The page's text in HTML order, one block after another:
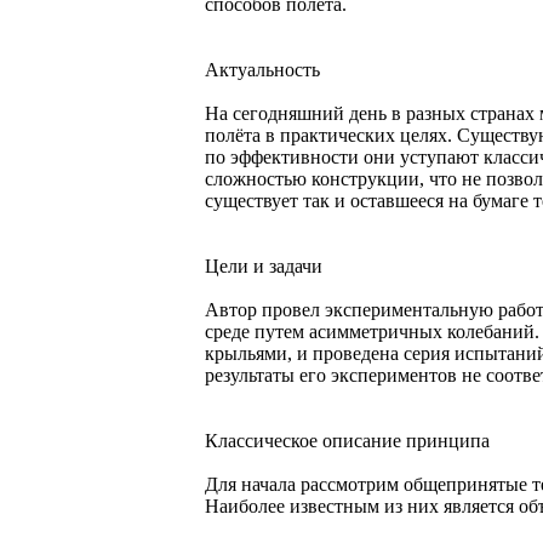
Актуальность
На сегодняшний день в разных
полёта в практических целях.
по эффективности они уступают
сложностью конструкции, что не
существует так и оставшееся на бумаге
Цели и задачи
Автор провел экспериментальную
среде путем асимметричных
крыльями, и проведена серия
результаты его экспериментов не
Классическое описание принципа
Для начала рассмотрим общепринятые
Наиболее известным из них является